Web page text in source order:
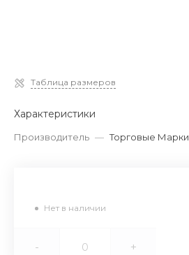
Таблица размеров
Характеристики
Производитель — Торговые Марки
Нет в наличии
- +